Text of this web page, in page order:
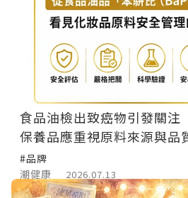
食品油檢出致癌物引發關
保養品應重視原料來源與品
#品牌
潮健康
2026.07.13